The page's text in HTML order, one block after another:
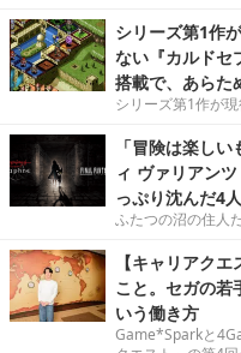
シリーズ第1作
ない『カルドセ
搭載で、あらた
シリーズ第1作が
「冒険は楽し
ィ ヴァリアン
っぷり沈んだ4
ふたつの沼の住人
【キャリアク
こと。セガの若
いう働き方
Game*Sparkと